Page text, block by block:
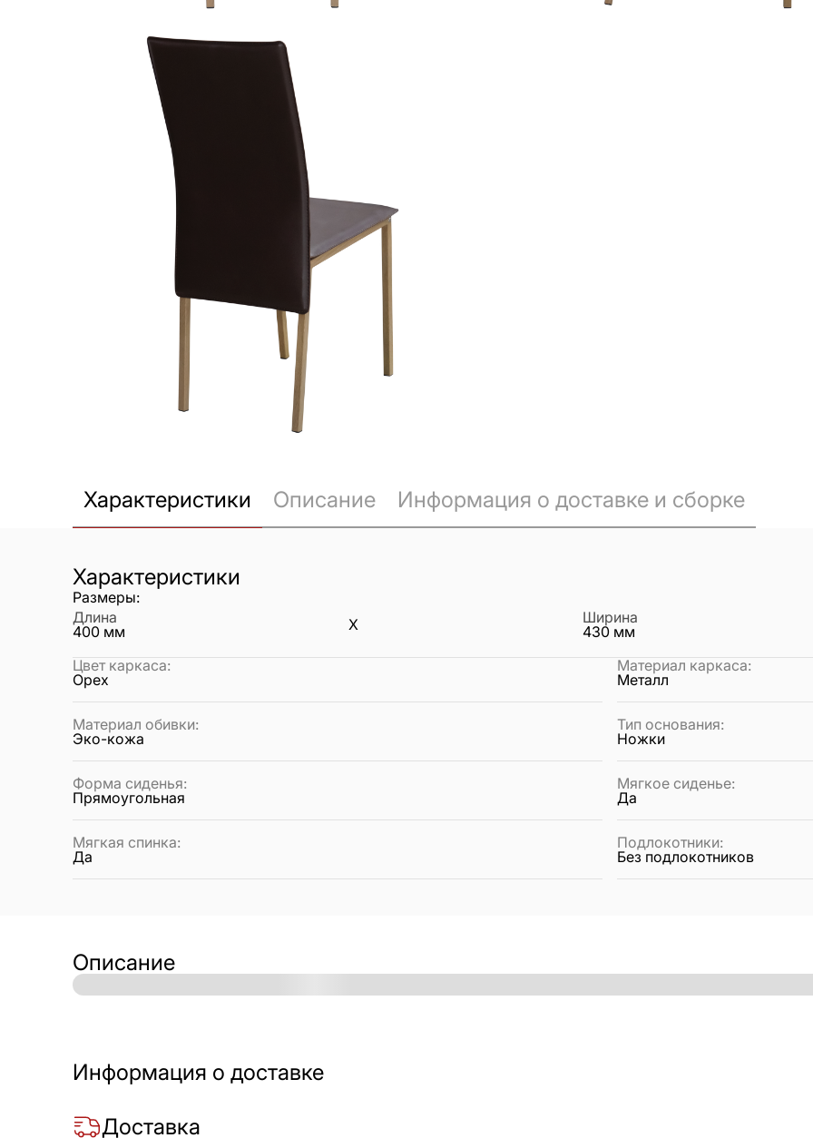
Характеристики Описание Информация о доставке и сборке
Характеристики
Размеры:
Длина
400 мм X
Ширина
430 мм
Цвет каркаса:
Орех
Материал каркаса:
Металл
Материал обивки:
Эко-кожа
Тип основания:
Ножки
Форма сиденья:
Прямоугольная
Мягкое сиденье:
Да
Мягкая спинка:
Да
Подлокотники:
Без подлокотников
Описание
Информация о доставке
Доставка